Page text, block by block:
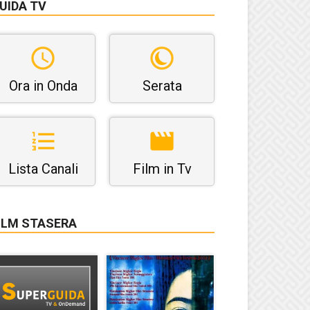
TV
Ora in Onda Serata
Lista Canali Film in Tv
STASERA